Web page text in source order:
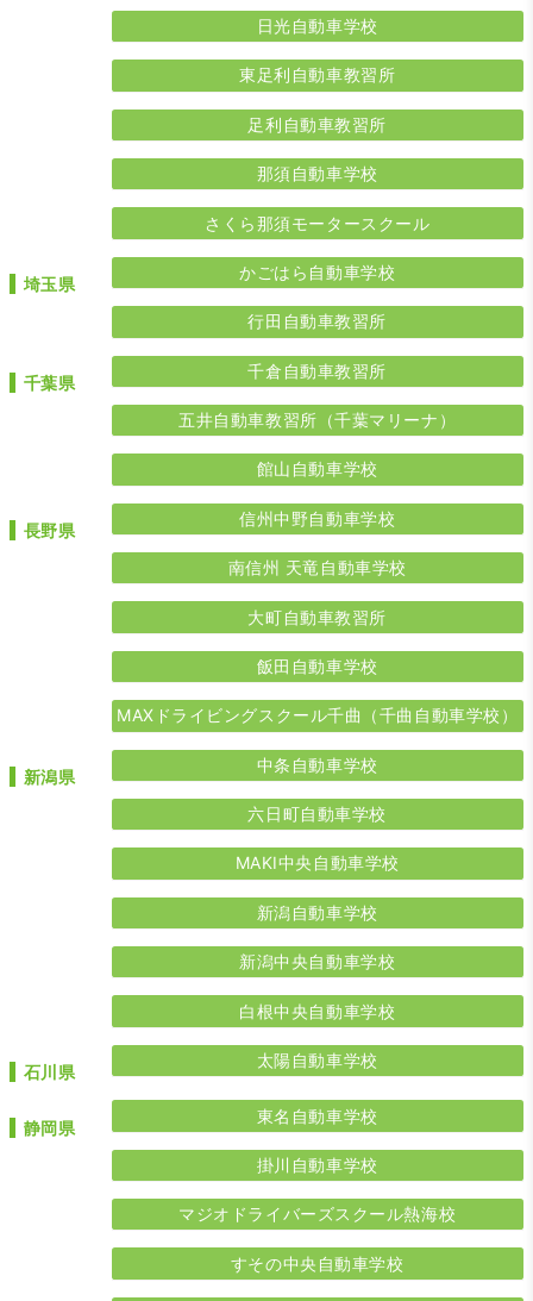
日光自動車学校
東足利自動車教習所
足利自動車教習所
那須自動車学校
さくら那須モータースクール
埼玉県
かごはら自動車学校
行田自動車教習所
千葉県
千倉自動車教習所
五井自動車教習所（千葉マリーナ）
館山自動車学校
長野県
信州中野自動車学校
南信州 天竜自動車学校
大町自動車教習所
飯田自動車学校
MAXドライビングスクール千曲（千曲自動車学校）
新潟県
中条自動車学校
六日町自動車学校
MAKI中央自動車学校
新潟自動車学校
新潟中央自動車学校
白根中央自動車学校
石川県
太陽自動車学校
静岡県
東名自動車学校
掛川自動車学校
マジオドライバーズスクール熱海校
すその中央自動車学校